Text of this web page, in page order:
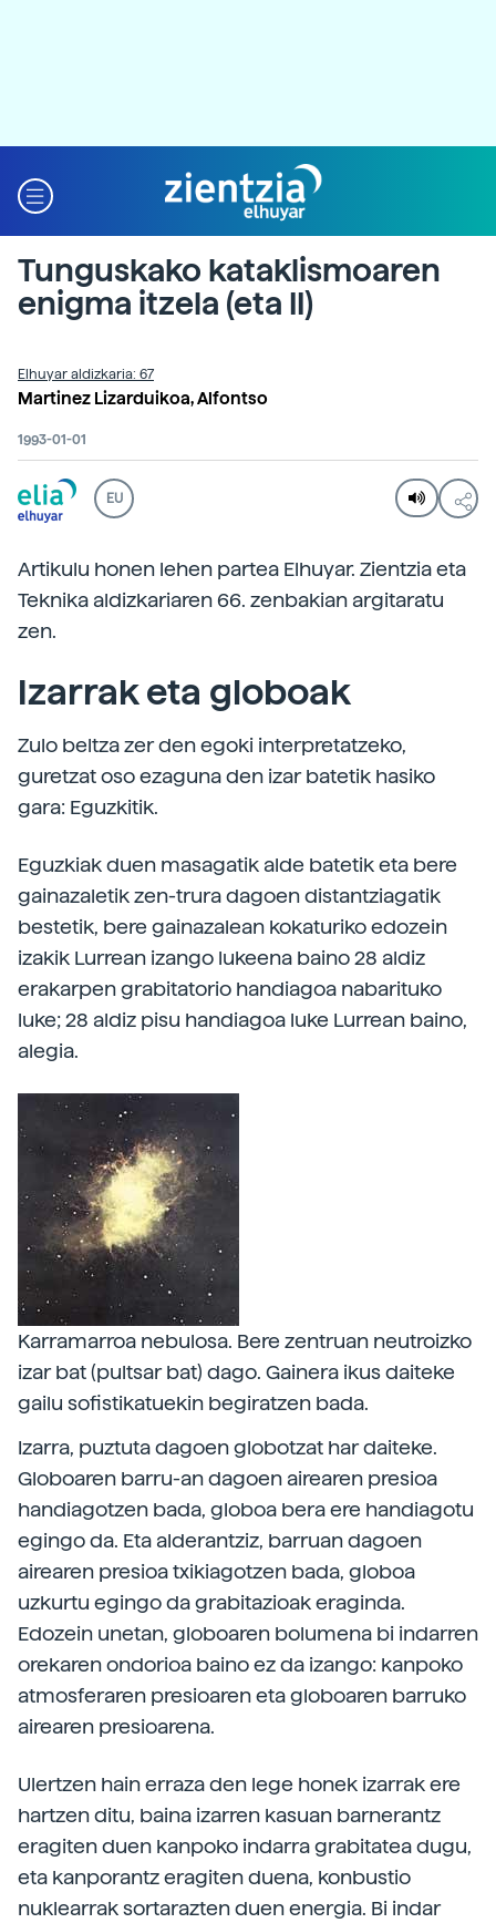
Tunguskako kataklismoaren
enigma itzela (eta II)
Elhuyar aldizkaria: 67
Martinez Lizarduikoa, Alfontso
1993-01-01
EU
Artikulu honen lehen partea Elhuyar. Zientzia eta
Teknika aldizkariaren 66. zenbakian argitaratu
zen.
Izarrak eta globoak
Zulo beltza zer den egoki interpretatzeko,
guretzat oso ezaguna den izar batetik hasiko
gara: Eguzkitik.
Eguzkiak duen masagatik alde batetik eta bere
gainazaletik zen-trura dagoen distantziagatik
bestetik, bere gainazalean kokaturiko edozein
izakik Lurrean izango lukeena baino 28 aldiz
erakarpen grabitatorio handiagoa nabarituko
luke; 28 aldiz pisu handiagoa luke Lurrean baino,
alegia.
Karramarroa nebulosa. Bere zentruan neutroizko
izar bat (pultsar bat) dago. Gainera ikus daiteke
gailu sofistikatuekin begiratzen bada.
Izarra, puztuta dagoen globotzat har daiteke.
Globoaren barru-an dagoen airearen presioa
handiagotzen bada, globoa bera ere handiagotu
egingo da. Eta alderantziz, barruan dagoen
airearen presioa txikiagotzen bada, globoa
uzkurtu egingo da grabitazioak eraginda.
Edozein unetan, globoaren bolumena bi indarren
orekaren ondorioa baino ez da izango: kanpoko
atmosferaren presioaren eta globoaren barruko
airearen presioarena.
Ulertzen hain erraza den lege honek izarrak ere
hartzen ditu, baina izarren kasuan barnerantz
eragiten duen kanpoko indarra grabitatea dugu,
eta kanporantz eragiten duena, konbustio
nuklearrak sortarazten duen energia. Bi indar